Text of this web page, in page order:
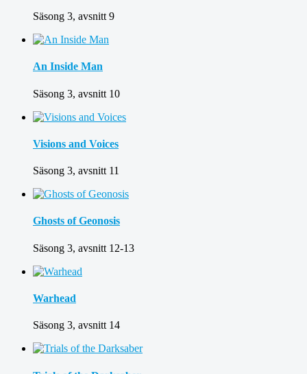
Säsong 3, avsnitt 9
An Inside Man
Säsong 3, avsnitt 10
Visions and Voices
Säsong 3, avsnitt 11
Ghosts of Geonosis
Säsong 3, avsnitt 12-13
Warhead
Säsong 3, avsnitt 14